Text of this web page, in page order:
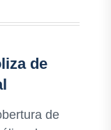
de
de